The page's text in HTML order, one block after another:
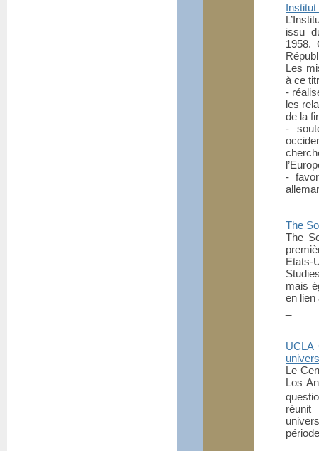
issu
1958.
Les
à ce
-
les
de la
-
-
The
The
mais
en lien
UCLA
Le
Los